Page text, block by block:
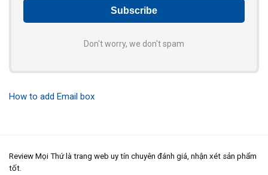
Don't worry, we don't spam
How to add Email box
Review Mọi Thứ là trang web uy tín chuyên đánh giá, nhận xét sản phẩm
tốt.